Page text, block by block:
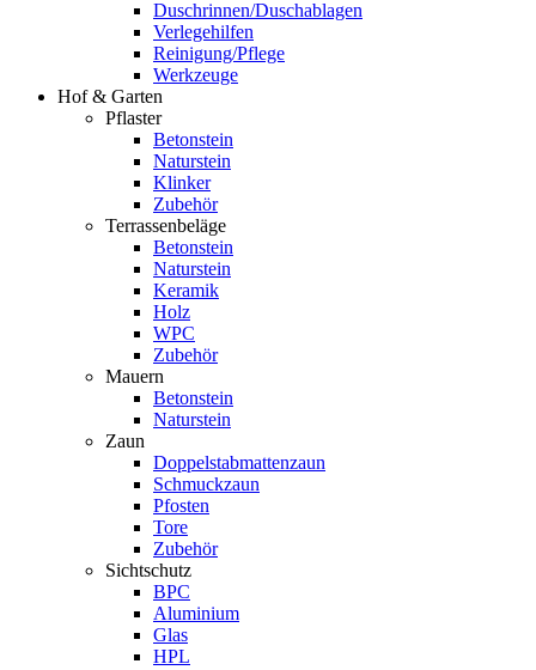
Duschrinnen/Duschablagen
Verlegehilfen
Reinigung/Pflege
Werkzeuge
Hof & Garten
Pflaster
Betonstein
Naturstein
Klinker
Zubehör
Terrassenbeläge
Betonstein
Naturstein
Keramik
Holz
WPC
Zubehör
Mauern
Betonstein
Naturstein
Zaun
Doppelstabmattenzaun
Schmuckzaun
Pfosten
Tore
Zubehör
Sichtschutz
BPC
Aluminium
Glas
HPL